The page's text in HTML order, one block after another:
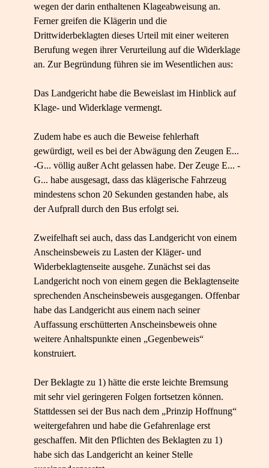
wegen der darin enthaltenen Klageabweisung an.
Ferner greifen die Klägerin und die
Drittwiderbeklagten dieses Urteil mit einer weiteren
Berufung wegen ihrer Verurteilung auf die Widerklage
an. Zur Begründung führen sie im Wesentlichen aus:
Das Landgericht habe die Beweislast im Hinblick auf
Klage- und Widerklage vermengt.
Zudem habe es auch die Beweise fehlerhaft
gewürdigt, weil es bei der Abwägung den Zeugen E...
-G... völlig außer Acht gelassen habe. Der Zeuge E... -
G... habe ausgesagt, dass das klägerische Fahrzeug
mindestens schon 20 Sekunden gestanden habe, als
der Aufprall durch den Bus erfolgt sei.
Zweifelhaft sei auch, dass das Landgericht von einem
Anscheinsbeweis zu Lasten der Kläger- und
Widerbeklagtenseite ausgehe. Zunächst sei das
Landgericht noch von einem gegen die Beklagtenseite
sprechenden Anscheinsbeweis ausgegangen. Offenbar
habe das Landgericht aus einem nach seiner
Auffassung erschütterten Anscheinsbeweis ohne
weitere Anhaltspunkte einen „Gegenbeweis“
konstruiert.
Der Beklagte zu 1) hätte die erste leichte Bremsung
mit sehr viel geringeren Folgen fortsetzen können.
Stattdessen sei der Bus nach dem „Prinzip Hoffnung“
weitergefahren und habe die Gefahrenlage erst
geschaffen. Mit den Pflichten des Beklagten zu 1)
habe sich das Landgericht an keiner Stelle